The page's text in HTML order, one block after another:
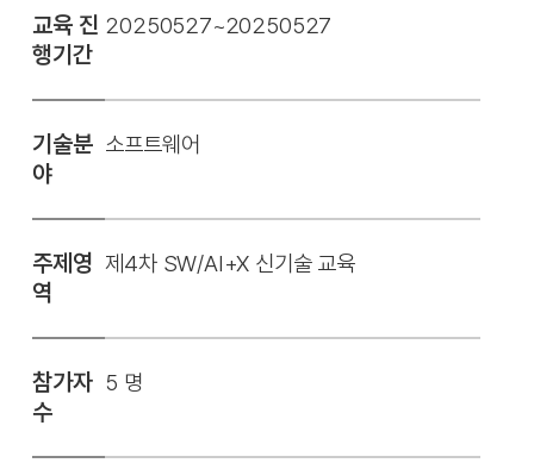
교육 진
행기간
20250527~20250527
기술분
야
소프트웨어
주제영
역
제4차 SW/AI+X 신기술 교육
참가자
수
5 명